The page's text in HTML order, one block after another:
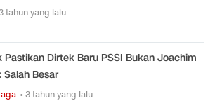
tahun yang lalu
Pastikan Dirtek Baru PSSI Bukan Joachim
Salah Besar
• 3 tahun yang lalu